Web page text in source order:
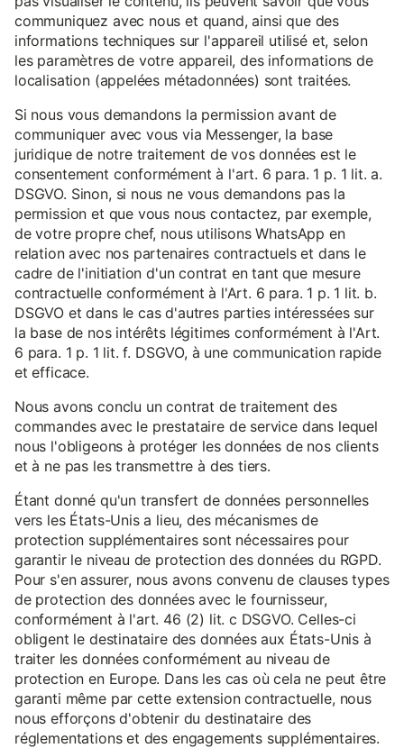
communiquez avec nous et quand, ainsi que des
informations techniques sur l'appareil utilisé et, selon
les paramètres de votre appareil, des informations de
localisation (appelées métadonnées) sont traitées.
Si nous vous demandons la permission avant de
communiquer avec vous via Messenger, la base
juridique de notre traitement de vos données est le
consentement conformément à l'art. 6 para. 1 p. 1 lit. a.
DSGVO. Sinon, si nous ne vous demandons pas la
permission et que vous nous contactez, par exemple,
de votre propre chef, nous utilisons WhatsApp en
relation avec nos partenaires contractuels et dans le
cadre de l'initiation d'un contrat en tant que mesure
contractuelle conformément à l'Art. 6 para. 1 p. 1 lit. b.
DSGVO et dans le cas d'autres parties intéressées sur
la base de nos intérêts légitimes conformément à l'Art.
6 para. 1 p. 1 lit. f. DSGVO, à une communication rapide
et efficace.
Nous avons conclu un contrat de traitement des
commandes avec le prestataire de service dans lequel
nous l'obligeons à protéger les données de nos clients
et à ne pas les transmettre à des tiers.
Étant donné qu'un transfert de données personnelles
vers les États-Unis a lieu, des mécanismes de
protection supplémentaires sont nécessaires pour
garantir le niveau de protection des données du RGPD.
Pour s'en assurer, nous avons convenu de clauses types
de protection des données avec le fournisseur,
conformément à l'art. 46 (2) lit. c DSGVO. Celles-ci
obligent le destinataire des données aux États-Unis à
traiter les données conformément au niveau de
protection en Europe. Dans les cas où cela ne peut être
garanti même par cette extension contractuelle, nous
nous efforçons d'obtenir du destinataire des
réglementations et des engagements supplémentaires.